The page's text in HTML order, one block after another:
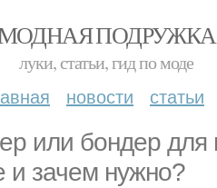
ПОДРУЖКА
луки, статьи, гид по моде
новости статьи
или бондер для
и зачем нужно?